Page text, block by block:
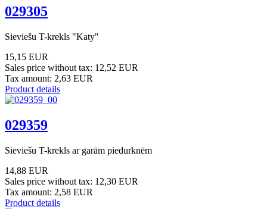
029305
Sieviešu T-krekls "Katy"
15,15 EUR
Sales price without tax: 12,52 EUR
Tax amount: 2,63 EUR
Product details
029359
Sieviešu T-krekls ar garām piedurknēm
14,88 EUR
Sales price without tax: 12,30 EUR
Tax amount: 2,58 EUR
Product details